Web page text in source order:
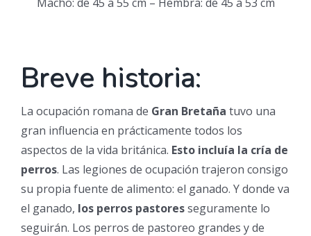
Breve historia:
La ocupación romana de Gran Bretaña tuvo una
gran influencia en prácticamente todos los
aspectos de la vida británica. Esto incluía la cría de
perros. Las legiones de ocupación trajeron consigo
su propia fuente de alimento: el ganado. Y donde va
el ganado, los perros pastoresseguramente lo
seguirán. Los perros de pastoreo grandes y de